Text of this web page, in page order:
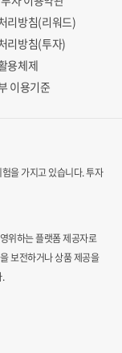
키더라도, 본 기술
화가 확산되지
있습니다.
수요기업 양산
립과 수요기업
매출 달성에 어려
리방침(리워드)
리방침(투자)
용체제
이용기준
을 가지고 있습니다.투자
위하는 플랫폼 제공자로
보전하거나 상품 제공을
.